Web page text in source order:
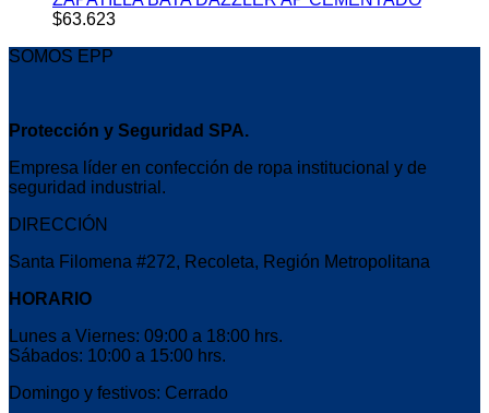
$63.623
SOMOS EPP
Protección y Seguridad SPA.
Empresa líder en confección de ropa institucional y de
seguridad industrial.
DIRECCIÓN
Santa Filomena #272, Recoleta, Región Metropolitana
HORARIO
Lunes a Viernes: 09:00 a 18:00 hrs.
Sábados: 10:00 a 15:00 hrs.
Domingo y festivos: Cerrado